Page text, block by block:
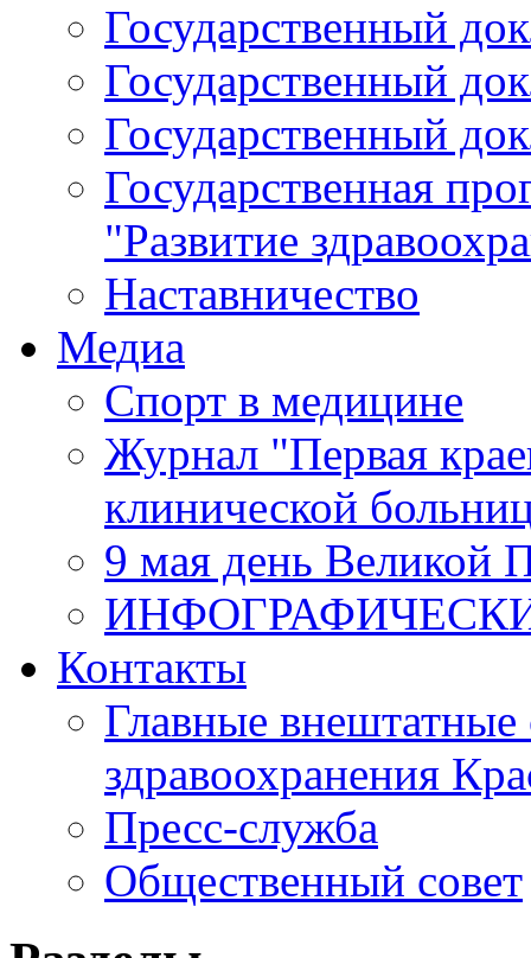
Государственный
Государственный
Государственный
Государственная
"Развитие
Наставничество
Медиа
Спорт в медицине
Журнал "Первая
клинической
9 мая день Великой
Контакты
Главные внештатные
здравоохранения
Пресс-служба
Общественный совет